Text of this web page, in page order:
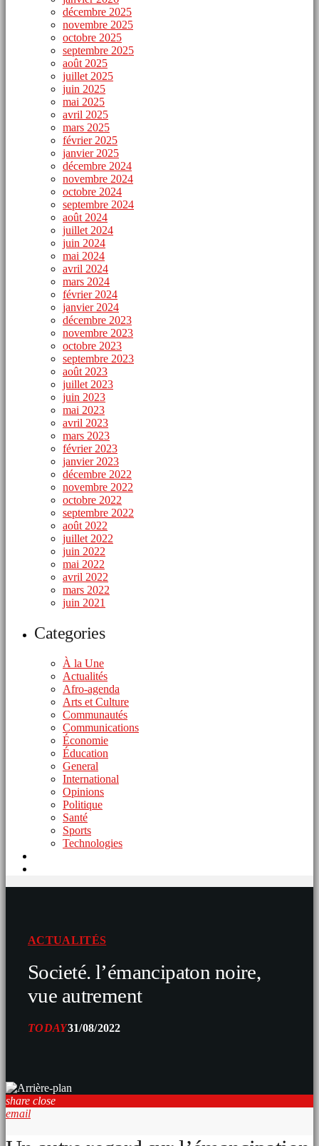
décembre 2025
novembre 2025
octobre 2025
septembre 2025
août 2025
juillet 2025
juin 2025
mai 2025
avril 2025
mars 2025
février 2025
janvier 2025
décembre 2024
novembre 2024
octobre 2024
septembre 2024
août 2024
juillet 2024
juin 2024
mai 2024
avril 2024
mars 2024
février 2024
janvier 2024
décembre 2023
novembre 2023
octobre 2023
septembre 2023
août 2023
juillet 2023
juin 2023
mai 2023
avril 2023
mars 2023
février 2023
janvier 2023
décembre 2022
novembre 2022
octobre 2022
septembre 2022
août 2022
juillet 2022
juin 2022
mai 2022
avril 2022
mars 2022
juin 2021
Categories
À la Une
Actualités
Afro-agenda
Arts et Culture
Communautés
Communications
Économie
Éducation
General
International
Opinions
Politique
Santé
Sports
Technologies
ACTUALITÉS
Societé. l’émancipaton noire,
vue autrement
TODAY31/08/2022
share close
email